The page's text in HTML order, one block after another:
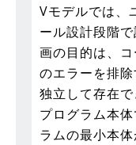
Vモデルでは、
ール設計段階
画の目的は、
のエラーを排除
独立して存在
プログラム本
ラムの最小本